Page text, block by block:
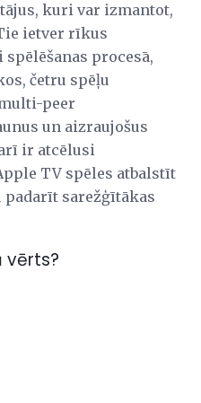
kuri var izmantot,
ietver rīkus
procesā,
četru spēļu
peer
un aizraujošus
ir atcēlusi
TV spēles atbalstīt
padarīt sarežģītākas
vērts?